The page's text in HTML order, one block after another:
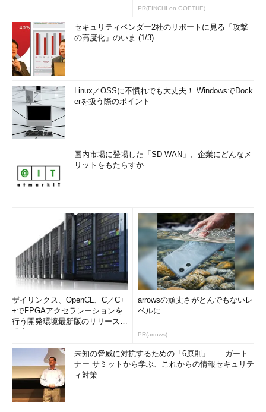
PR(FINCHI on GOETHE)
セキュリティベンダー2社のリポートに見る「攻撃
の高度化」のいま (1/3)
Linux／OSSに不慣れでも大丈夫！ WindowsでDock
erを扱う際のポイント
国内市場に登場した「SD-WAN」、企業にどんなメ
リットをもたらすか
ザイリンクス、OpenCL、C／C+
+でFPGAアクセラレーションを
行う開発環境最新版のリリースを
arrowsの頑丈さがとんでもないレ
ベルに
PR(arrows)
未知の脅威に対抗するための「6原則」――ガート
ナー サミットから学ぶ、これからの情報セキュリテ
ィ対策